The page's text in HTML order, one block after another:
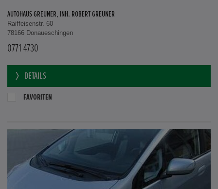
AUTOHAUS GREUNER, INH. ROBERT GREUNER
Raiffeisenstr. 60
78166 Donaueschingen
0771 4730
DETAILS
FAVORITEN